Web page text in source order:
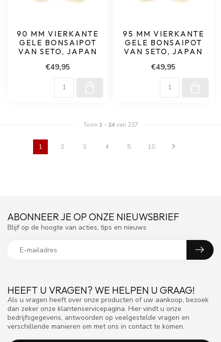
90 MM VIERKANTE
GELE BONSAIPOT
VAN SETO, JAPAN
€49,95
95 MM VIERKANTE
GELE BONSAIPOT
VAN SETO, JAPAN
€49,95
Toon 1 - 24van 237
1 2 3 4 5 10
HEEFT U VRAGEN? WE HELPEN U GRAAG!
Als u vragen heeft over onze producten of uw aankoop, bezoek
dan zeker onze klantenservicepagina. Hier vindt u onze
bedrijfsgegevens, antwoorden op veelgestelde vragen en
verschillende manieren om met ons in contact te komen.
ABONNEER JE OP ONZE NIEUWSBRIEF
Blijf op de hoogte van acties, tips en nieuws